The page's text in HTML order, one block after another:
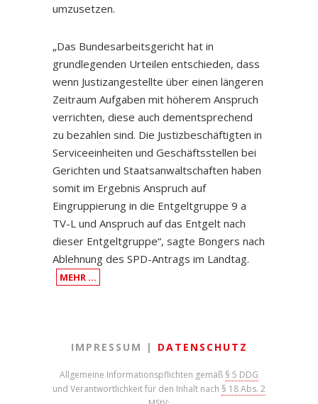
umzusetzen.
„Das Bundesarbeitsgericht hat in
grundlegenden Urteilen entschieden, dass
wenn Justizangestellte über einen längeren
Zeitraum Aufgaben mit höherem Anspruch
verrichten, diese auch dementsprechend
zu bezahlen sind. Die Justizbeschäftigten in
Serviceeinheiten und Geschäftsstellen bei
Gerichten und Staatsanwaltschaften haben
somit im Ergebnis Anspruch auf
Eingruppierung in die Entgeltgruppe 9 a
TV-L und Anspruch auf das Entgelt nach
dieser Entgeltgruppe“, sagte Bongers nach
Ablehnung des SPD-Antrags im Landtag.
MEHR …
IMPRESSUM | DATENSCHUTZ
Allgemeine Informationspflichten gemäß § 5 DDG
und Verantwortlichkeit für den Inhalt nach § 18 Abs. 2